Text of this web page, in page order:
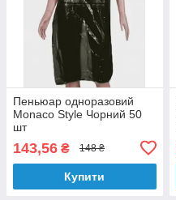
Пеньюар одноразовий
Monaco Style Чорний 50
шт
143,56 ₴ 148 ₴
Купити